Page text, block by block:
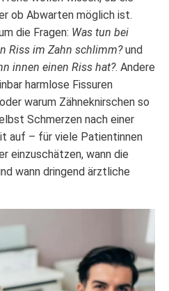
ob Abwarten möglich ist.
die Fragen: Was tun bei
Riss im Zahn schlimm?und
innen einen Riss hat?. Andere
harmlose Fissuren
warum Zähneknirschen so
Schmerzen nach einer
auf – für viele Patientinnen
einzuschätzen, wann die
wann dringend ärztliche